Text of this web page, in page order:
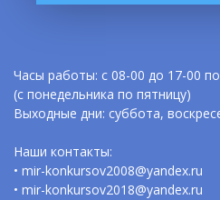
Часы работы: с 08-00 до 17-00
(с понедельника по пятницу)
Выходные дни: суббота,
Наши контакты:
• mir-konkursov2008@yandex.ru
• mir-konkursov2018@yandex.ru